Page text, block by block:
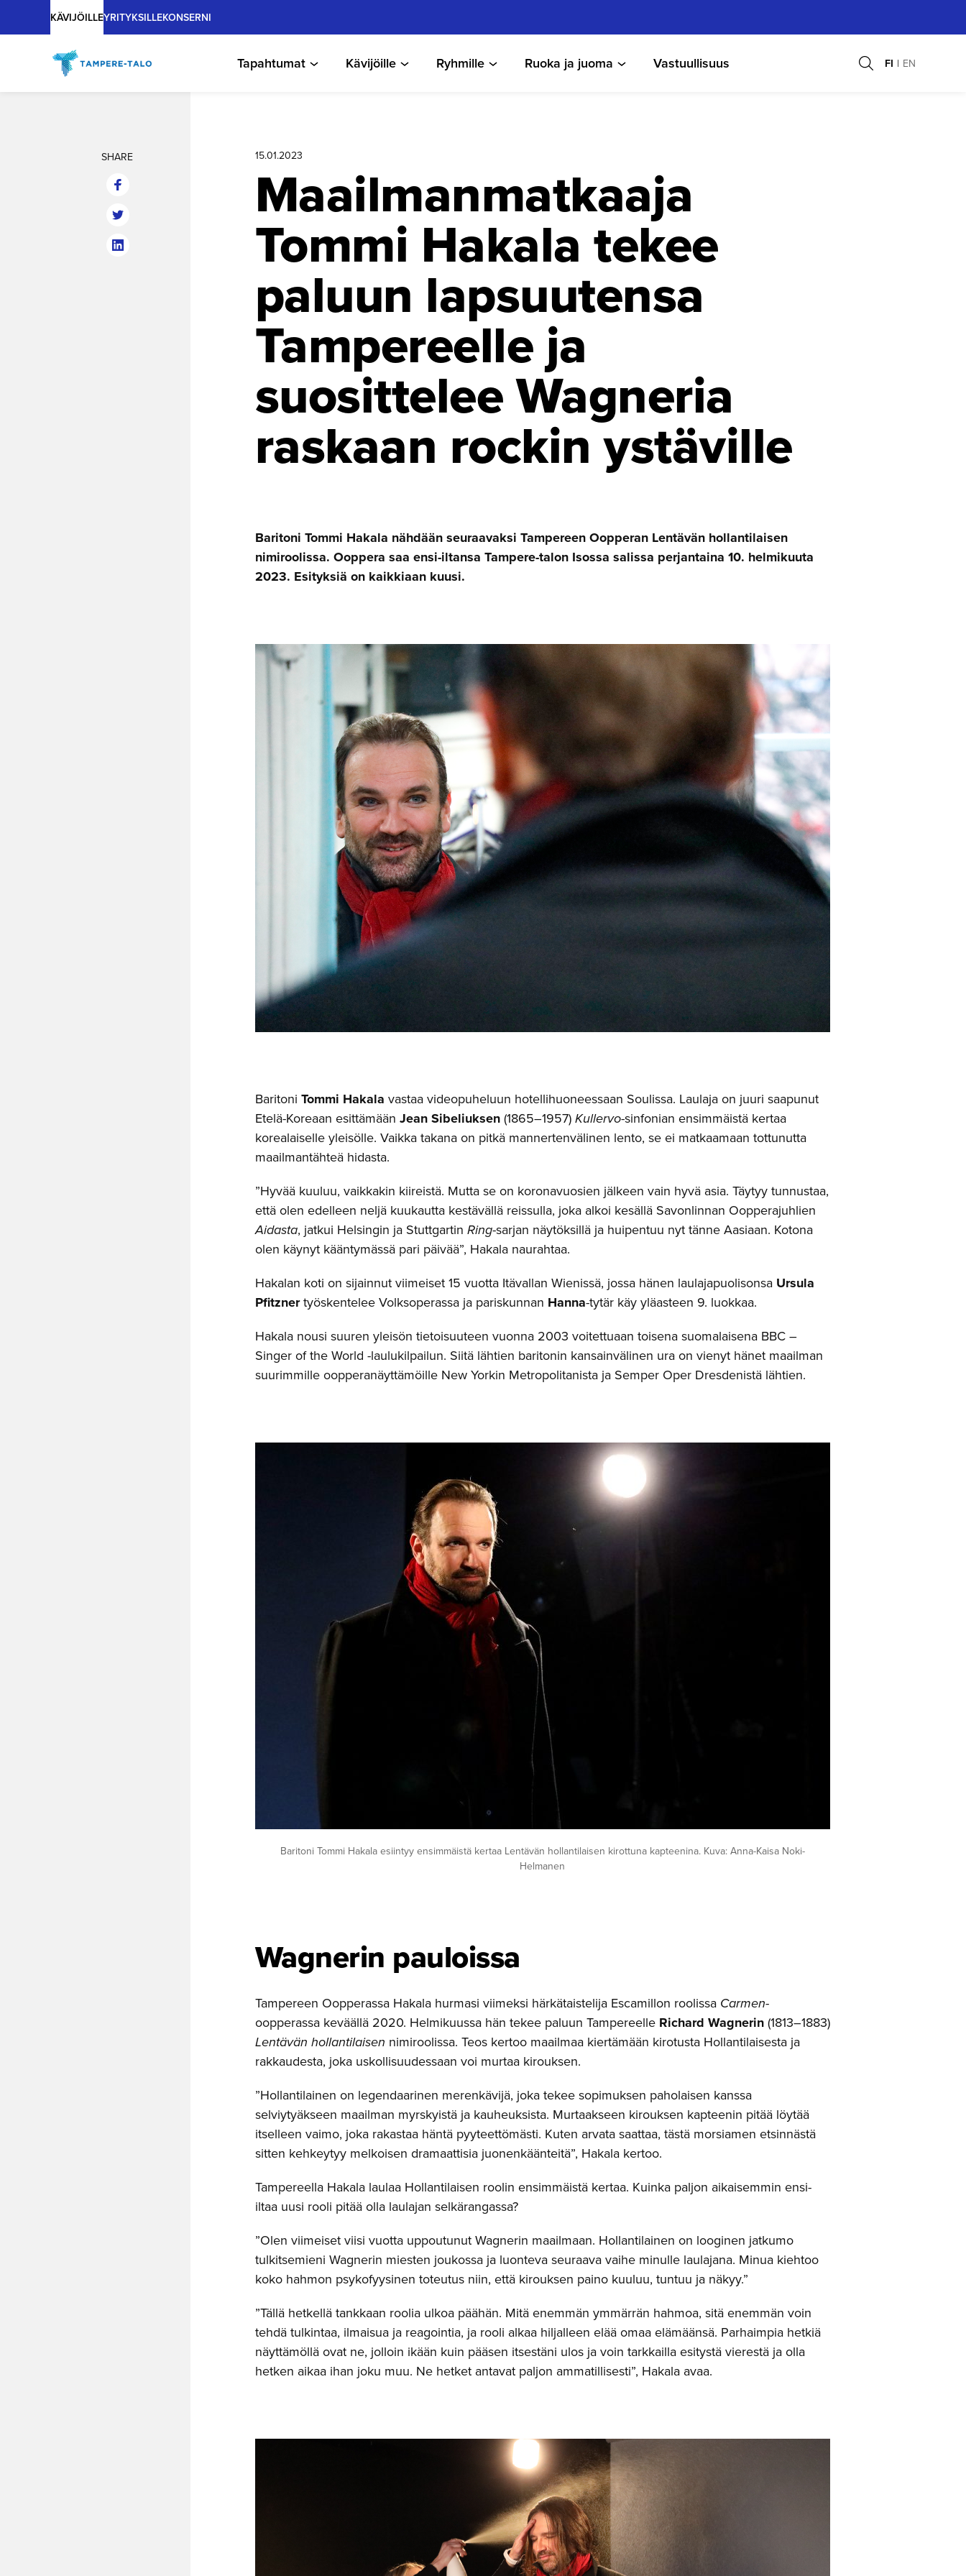
Main
KÄVIJÖILLE
Tapahtumat Kävijöille Ryhmille Ruoka ja juoma Vastuullisuus
YRITYKSILLEKONSERNI
FI EN
SHARE 15.01.2023
Maailman­mat­kaaja
Tommi Hakala tekee
paluun lapsuutensa
Tampereelle ja
suosittelee Wagneria
raskaan rockin ystäville
Baritoni Tommi Hakala nähdään seuraavaksi Tampereen Oopperan Lentävän hollantilaisen
nimiroolissa. Ooppera saa ensi-iltansa Tampere-talon Isossa salissa perjantaina 10. helmikuuta
2023. Esityksiä on kaikkiaan kuusi.
Baritoni Tommi Hakala vastaa videopuheluun hotellihuoneessaan Soulissa. Laulaja on juuri saapunut
Etelä-Koreaan esittämään Jean Sibeliuksen(1865–1957)Kullervo-sinfonian ensimmäistä kertaa
korealaiselle yleisölle. Vaikka takana on pitkä mannertenvälinen lento, se ei matkaamaan tottunutta
maailmantähteä hidasta.
”Hyvää kuuluu, vaikkakin kiireistä. Mutta se on koronavuosien jälkeen vain hyvä asia. Täytyy tunnustaa,
että olen edelleen neljä kuukautta kestävällä reissulla, joka alkoi kesällä Savonlinnan Oopperajuhlien
Aidasta, jatkui Helsingin ja Stuttgartin Ring-sarjan näytöksillä ja huipentuu nyt tänne Aasiaan. Kotona
olen käynyt kääntymässä pari päivää”, Hakala naurahtaa.
Hakalan koti on sijainnut viimeiset 15 vuotta Itävallan Wienissä, jossa hänen laulajapuolisonsa Ursula
Pfitznertyöskentelee Volksoperassa ja pariskunnan Hanna-tytär käy yläasteen 9. luokkaa.
Hakala nousi suuren yleisön tietoisuuteen vuonna 2003 voitettuaan toisena suomalaisena BBC –
Singer of the World -laulukilpailun. Siitä lähtien baritonin kansainvälinen ura on vienyt hänet maailman
suurimmille oopperanäyttämöille New Yorkin Metropolitanista ja Semper Oper Dresdenistä lähtien.
Baritoni Tommi Hakala esiintyy ensimmäistä kertaa Lentävän hollantilaisen kirottuna kapteenina. Kuva: Anna-Kaisa Noki-
Helmanen
Wagnerin pauloissa
Tampereen Oopperassa Hakala hurmasi viimeksi härkätaistelija Escamillon roolissa Carmen-
oopperassa keväällä 2020. Helmikuussa hän tekee paluun Tampereelle Richard Wagnerin(1813–1883)
Lentävän hollantilaisen nimiroolissa. Teos kertoo maailmaa kiertämään kirotusta Hollantilaisesta ja
rakkaudesta, joka uskollisuudessaan voi murtaa kirouksen.
”Hollantilainen on legendaarinen merenkävijä, joka tekee sopimuksen paholaisen kanssa
selviytyäkseen maailman myrskyistä ja kauheuksista. Murtaakseen kirouksen kapteenin pitää löytää
itselleen vaimo, joka rakastaa häntä pyyteettömästi. Kuten arvata saattaa, tästä morsiamen etsinnästä
sitten kehkeytyy melkoisen dramaattisia juonenkäänteitä”, Hakala kertoo.
Tampereella Hakala laulaa Hollantilaisen roolin ensimmäistä kertaa. Kuinka paljon aikaisemmin ensi-
iltaa uusi rooli pitää olla laulajan selkärangassa?
”Olen viimeiset viisi vuotta uppoutunut Wagnerin maailmaan. Hollantilainen on looginen jatkumo
tulkitsemieni Wagnerin miesten joukossa ja luonteva seuraava vaihe minulle laulajana. Minua kiehtoo
koko hahmon psykofyysinen toteutus niin, että kirouksen paino kuuluu, tuntuu ja näkyy.”
”Tällä hetkellä tankkaan roolia ulkoa päähän. Mitä enemmän ymmärrän hahmoa, sitä enemmän voin
tehdä tulkintaa, ilmaisua ja reagointia, ja rooli alkaa hiljalleen elää omaa elämäänsä. Parhaimpia hetkiä
näyttämöllä ovat ne, jolloin ikään kuin pääsen itsestäni ulos ja voin tarkkailla esitystä vierestä ja olla
hetken aikaa ihan joku muu. Ne hetket antavat paljon ammatillisesti”, Hakala avaa.